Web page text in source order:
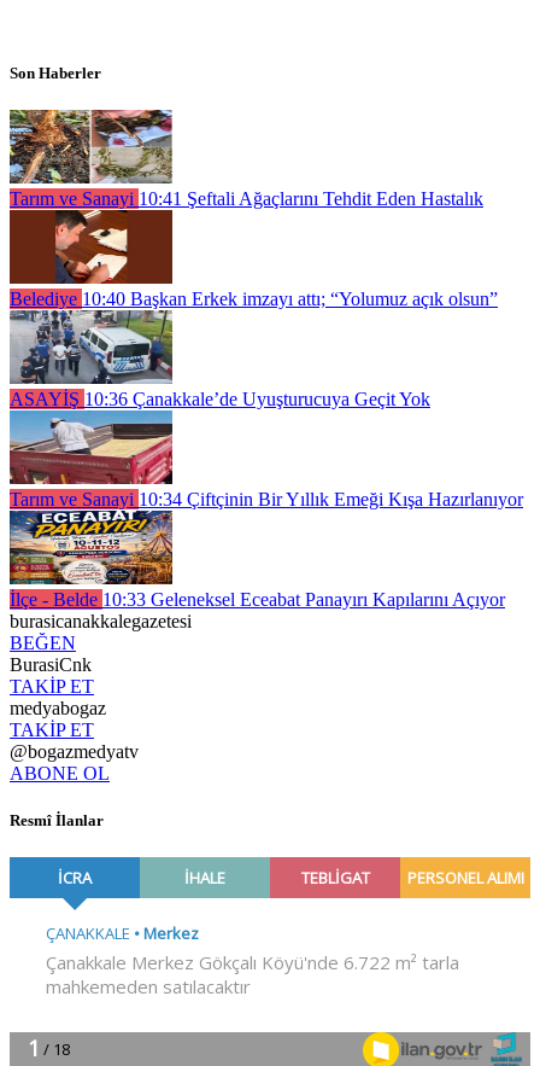
Son Haberler
Tarım ve Sanayi 10:41 Şeftali Ağaçlarını Tehdit Eden Hastalık
Belediye 10:40 Başkan Erkek imzayı attı; “Yolumuz açık olsun”
ASAYİŞ 10:36 Çanakkale’de Uyuşturucuya Geçit Yok
Tarım ve Sanayi 10:34 Çiftçinin Bir Yıllık Emeği Kışa Hazırlanıyor
İlçe - Belde 10:33 Geleneksel Eceabat Panayırı Kapılarını Açıyor
burasicanakkalegazetesi
BEĞEN
BurasiCnk
TAKİP ET
medyabogaz
TAKİP ET
@bogazmedyatv
ABONE OL
Resmî İlanlar